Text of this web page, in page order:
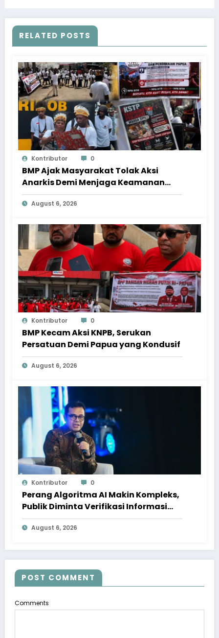
RELATED POSTS
Kontributor 0
BMP Ajak Masyarakat Tolak Aksi
Anarkis Demi Menjaga Keamanan
dan Pembangunan Papua
August 6, 2026
Kontributor 0
BMP Kecam Aksi KNPB, Serukan
Persatuan Demi Papua yang Kondusif
August 6, 2026
Kontributor 0
Perang Algoritma AI Makin Kompleks,
Publik Diminta Verifikasi Informasi
Digital
August 6, 2026
POST COMMENT
Comments